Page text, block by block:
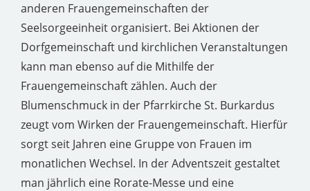
anderen Frauengemeinschaften der
Seelsorgeeinheit organisiert. Bei Aktionen der
Dorfgemeinschaft und kirchlichen Veranstaltungen
kann man ebenso auf die Mithilfe der
Frauengemeinschaft zählen. Auch der
Blumenschmuck in der Pfarrkirche St. Burkardus
zeugt vom Wirken der Frauengemeinschaft. Hierfür
sorgt seit Jahren eine Gruppe von Frauen im
monatlichen Wechsel. In der Adventszeit gestaltet
man jährlich eine Rorate-Messe und eine